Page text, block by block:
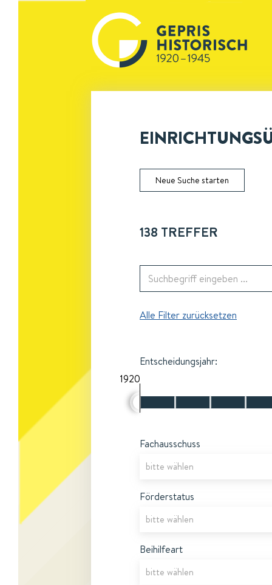
Neue Suche starten
138 TREFFER
Alle Filter zurücksetzen
Entscheidungsjahr:
1920
Fachausschuss
Förderstatus
Beihilfeart